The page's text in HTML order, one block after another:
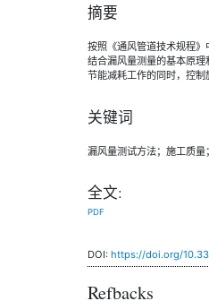
摘要
按照《通风管道技术规程
结合漏风量测量的基本原
节能减耗工作的同时，控制
关键词
漏风量测试方法；施工质量
全文:
PDF
DOI: https://doi.org/
Refbacks